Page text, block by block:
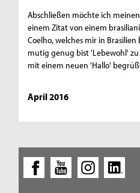
Abschließen möchte ich
einem Zitat von einem
Coelho, welches mir in
mutig genug bist 'Lebewohl'
mit einem neuen 'Hallo'
April 2016